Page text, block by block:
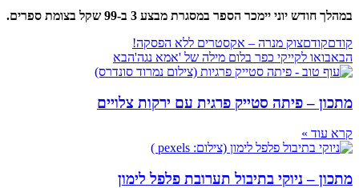
במהלך חודש יוני יימכר הספר במסגרת מבצע 3 ב-99 שקל בצומת ספרים.
קודםקודםצוק מנרה – אקסטרים ללא הפסקה!
הבאבואו לקייקי כפר בלום מילה של 'אמא נגה'הבא
מתכון – פיתה סטייק פרגית עם ירקות צלויים
קרא עוד »
מתכון – ניוקי בתיבול תערובת פלפל לימון